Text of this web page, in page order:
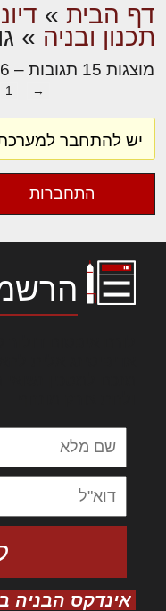
דף הבית »
תכנון ובניה »
מוצגות 15 תגובות – 46 עד 60 (מתוך 112 סה״כ)
→
1
יש להתחבר
התחברות
אינדקס הבניה